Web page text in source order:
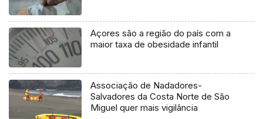
Açores são a região do país com a
maior taxa de obesidade infantil
Associação de Nadadores-
Salvadores da Costa Norte de São
Miguel quer mais vigilância